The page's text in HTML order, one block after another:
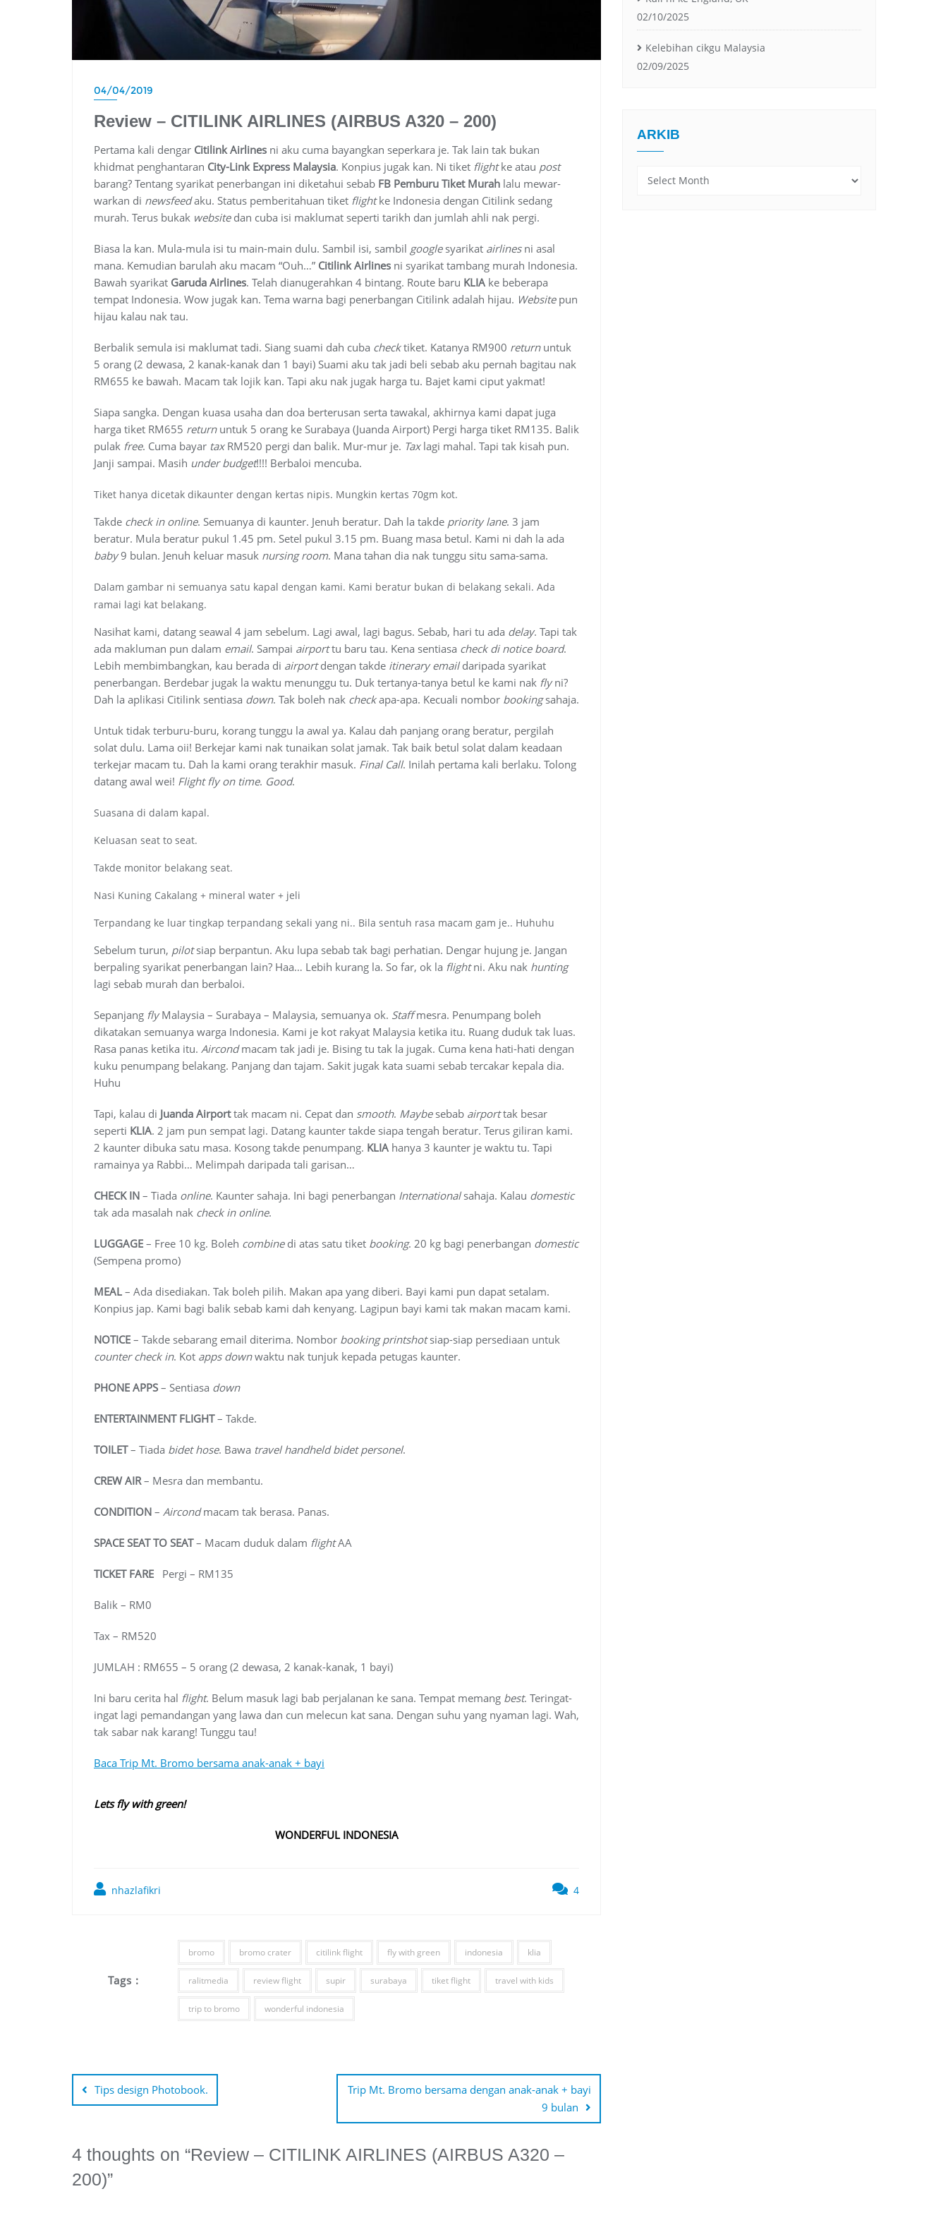
04/04/2019
Review – CITILINK AIRLINES (AIRBUS A320 – 200)
Pertama kali dengar Citilink Airlines ni aku cuma bayangkan seperkara je. Tak lain tak bukan
khidmat penghantaran City-Link Express Malaysia. Konpius jugak kan. Ni tiket flightke atau post
barang? Tentang syarikat penerbangan ini diketahui sebab FB Pemburu Tiket Murah lalu mewar-
warkan di newsfeedaku. Status pemberitahuan tiket flightke Indonesia dengan Citilink sedang
murah. Terus bukak websitedan cuba isi maklumat seperti tarikh dan jumlah ahli nak pergi.
Biasa la kan. Mula-mula isi tu main-main dulu. Sambil isi, sambil googlesyarikat airlinesni asal
mana. Kemudian barulah aku macam “Ouh…” Citilink Airlines ni syarikat tambang murah Indonesia.
Bawah syarikat Garuda Airlines. Telah dianugerahkan 4 bintang. Route baru KLIA ke beberapa
tempat Indonesia. Wow jugak kan. Tema warna bagi penerbangan Citilink adalah hijau. Websitepun
hijau kalau nak tau.
Berbalik semula isi maklumat tadi. Siang suami dah cuba checktiket. Katanya RM900 returnuntuk
5 orang (2 dewasa, 2 kanak-kanak dan 1 bayi) Suami aku tak jadi beli sebab aku pernah bagitau nak
RM655 ke bawah. Macam tak lojik kan. Tapi aku nak jugak harga tu. Bajet kami ciput yakmat!
Siapa sangka. Dengan kuasa usaha dan doa berterusan serta tawakal, akhirnya kami dapat juga
harga tiket RM655 returnuntuk 5 orang ke Surabaya (Juanda Airport) Pergi harga tiket RM135. Balik
pulak free. Cuma bayar taxRM520 pergi dan balik. Mur-mur je. Taxlagi mahal. Tapi tak kisah pun.
Janji sampai. Masih under budget!!!! Berbaloi mencuba.
Tiket hanya dicetak dikaunter dengan kertas nipis. Mungkin kertas 70gm kot.
Takde check in online. Semuanya di kaunter. Jenuh beratur. Dah la takde priority lane. 3 jam
beratur. Mula beratur pukul 1.45 pm. Setel pukul 3.15 pm. Buang masa betul. Kami ni dah la ada
baby9 bulan. Jenuh keluar masuk nursing room. Mana tahan dia nak tunggu situ sama-sama.
Dalam gambar ni semuanya satu kapal dengan kami. Kami beratur bukan di belakang sekali. Ada
ramai lagi kat belakang.
Nasihat kami, datang seawal 4 jam sebelum. Lagi awal, lagi bagus. Sebab, hari tu ada delay. Tapi tak
ada makluman pun dalam email. Sampai airporttu baru tau. Kena sentiasa check di notice board.
Lebih membimbangkan, kau berada di airportdengan takde itinerary emaildaripada syarikat
penerbangan. Berdebar jugak la waktu menunggu tu. Duk tertanya-tanya betul ke kami nak flyni?
Dah la aplikasi Citilink sentiasa down. Tak boleh nak checkapa-apa. Kecuali nombor bookingsahaja.
Untuk tidak terburu-buru, korang tunggu la awal ya. Kalau dah panjang orang beratur, pergilah
solat dulu. Lama oii! Berkejar kami nak tunaikan solat jamak. Tak baik betul solat dalam keadaan
terkejar macam tu. Dah la kami orang terakhir masuk. Final Call. Inilah pertama kali berlaku. Tolong
datang awal wei! Flight fly on time. Good.
Suasana di dalam kapal.
Keluasan seat to seat.
Takde monitor belakang seat.
Nasi Kuning Cakalang + mineral water + jeli
Terpandang ke luar tingkap terpandang sekali yang ni.. Bila sentuh rasa macam gam je.. Huhuhu
Sebelum turun, pilotsiap berpantun. Aku lupa sebab tak bagi perhatian. Dengar hujung je. Jangan
berpaling syarikat penerbangan lain? Haa… Lebih kurang la. So far, ok la flightni. Aku nak hunting
lagi sebab murah dan berbaloi.
Sepanjang flyMalaysia – Surabaya – Malaysia, semuanya ok. Staffmesra. Penumpang boleh
dikatakan semuanya warga Indonesia. Kami je kot rakyat Malaysia ketika itu. Ruang duduk tak luas.
Rasa panas ketika itu. Aircondmacam tak jadi je. Bising tu tak la jugak. Cuma kena hati-hati dengan
kuku penumpang belakang. Panjang dan tajam. Sakit jugak kata suami sebab tercakar kepala dia.
Huhu
Tapi, kalau di Juanda Airporttak macam ni. Cepat dan smooth. Maybesebab airporttak besar
seperti KLIA. 2 jam pun sempat lagi. Datang kaunter takde siapa tengah beratur. Terus giliran kami.
2 kaunter dibuka satu masa. Kosong takde penumpang. KLIA hanya 3 kaunter je waktu tu. Tapi
ramainya ya Rabbi… Melimpah daripada tali garisan…
CHECK IN – Tiada online. Kaunter sahaja. Ini bagi penerbangan Internationalsahaja. Kalau domestic
tak ada masalah nak check in online.
LUGGAGE – Free 10 kg. Boleh combinedi atas satu tiket booking. 20 kg bagi penerbangan domestic
(Sempena promo)
MEAL – Ada disediakan. Tak boleh pilih. Makan apa yang diberi. Bayi kami pun dapat setalam.
Konpius jap. Kami bagi balik sebab kami dah kenyang. Lagipun bayi kami tak makan macam kami.
NOTICE – Takde sebarang email diterima. Nombor booking printshotsiap-siap persediaan untuk
counter check in. Kot apps downwaktu nak tunjuk kepada petugas kaunter.
PHONE APPS – Sentiasa down
ENTERTAINMENT FLIGHT– Takde.
TOILET– Tiada bidet hose. Bawa travel handheld bidet personel.
CREW AIR – Mesra dan membantu.
CONDITION – Aircondmacam tak berasa. Panas.
SPACE SEAT TO SEAT– Macam duduk dalam flightAA
TICKET FARE Pergi – RM135
Balik – RM0
Tax – RM520
JUMLAH : RM655 – 5 orang (2 dewasa, 2 kanak-kanak, 1 bayi)
Ini baru cerita hal flight. Belum masuk lagi bab perjalanan ke sana. Tempat memang best. Teringat-
ingat lagi pemandangan yang lawa dan cun melecun kat sana. Dengan suhu yang nyaman lagi. Wah,
tak sabar nak karang! Tunggu tau!
Baca Trip Mt. Bromo bersama anak-anak + bayi
Lets fly with green!
WONDERFUL INDONESIA
nhazlafikri 4
Tags :
bromo bromo crater citilink flight fly with green indonesia klia
ralitmedia review flight supir surabaya tiket flight travel with kids
trip to bromo wonderful indonesia
navigation
Tips design Photobook.
Trip Mt. Bromo bersama dengan anak-anak + bayi
9 bulan
4 thoughts on “Review – CITILINK AIRLINES (AIRBUS A320 –
200)”
02/10/2025
Kelebihan cikgu Malaysia
02/09/2025
ARKIB
Arkib